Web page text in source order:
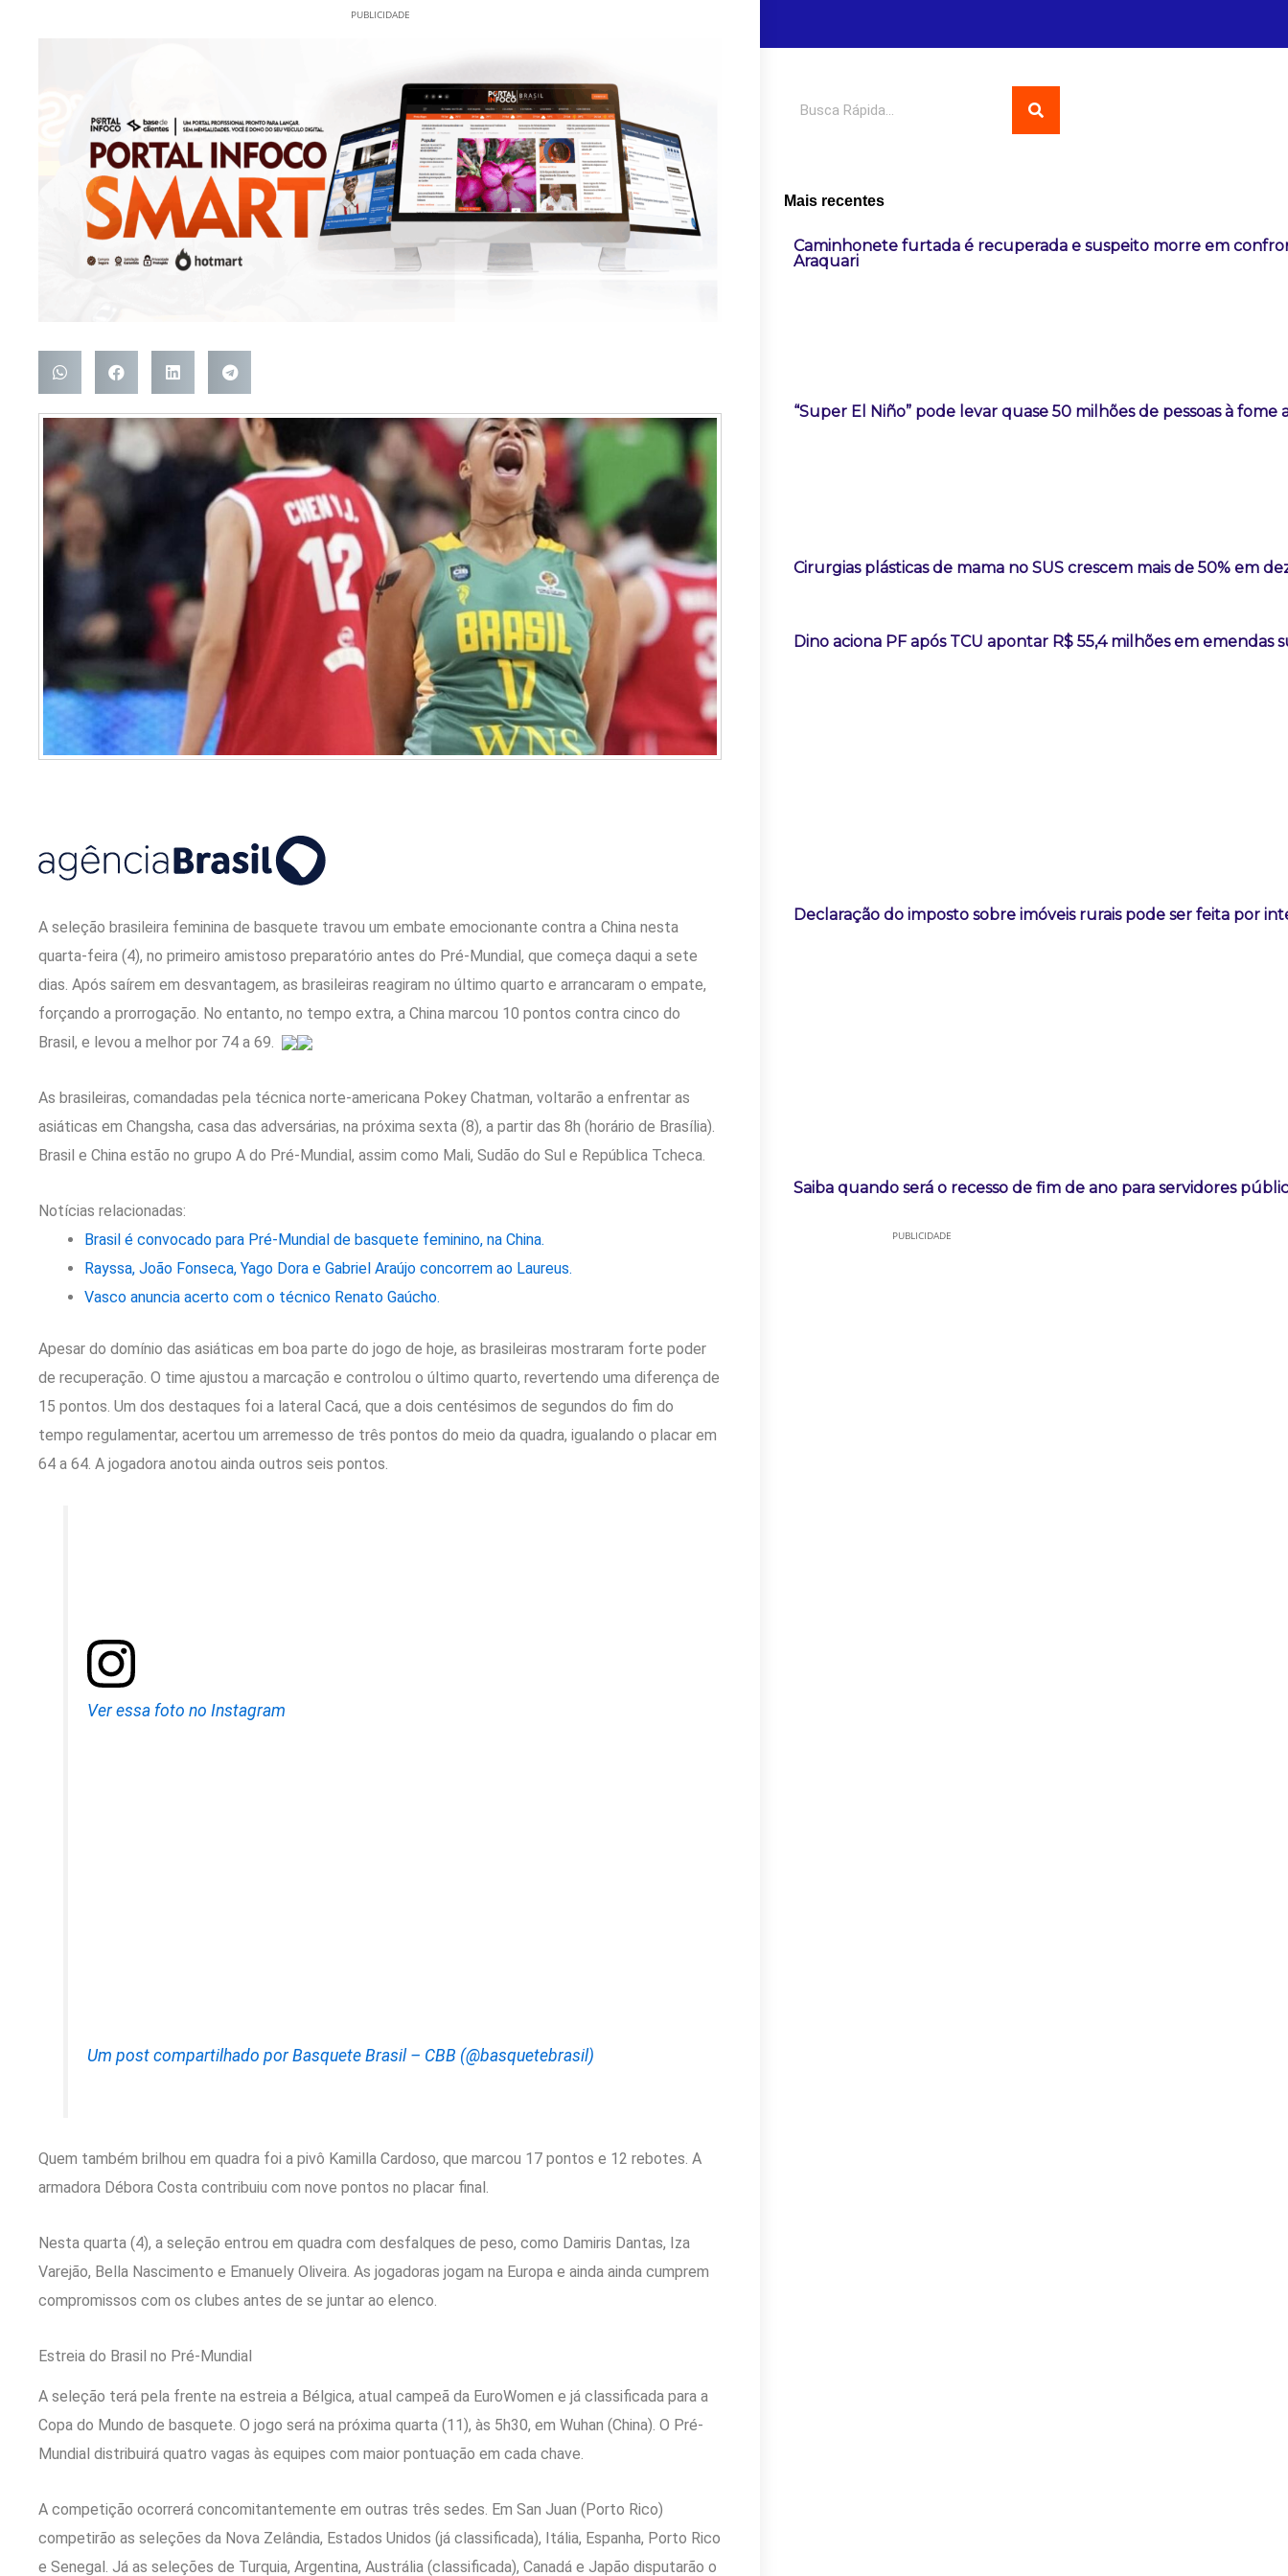
PUBLICIDADE
A seleção brasileira feminina de basquete travou um embate emocionante contra a China nesta
quarta-feira (4), no primeiro amistoso preparatório antes do Pré-Mundial, que começa daqui a sete
dias. Após saírem em desvantagem, as brasileiras reagiram no último quarto e arrancaram o empate,
forçando a prorrogação. No entanto, no tempo extra, a China marcou 10 pontos contra cinco do
Brasil, e levou a melhor por 74 a 69.
As brasileiras, comandadas pela técnica norte-americana Pokey Chatman, voltarão a enfrentar as
asiáticas em Changsha, casa das adversárias, na próxima sexta (8), a partir das 8h (horário de Brasília).
Brasil e China estão no grupo A do Pré-Mundial, assim como Mali, Sudão do Sul e República Tcheca.
Notícias relacionadas:
Brasil é convocado para Pré-Mundial de basquete feminino, na China.
Rayssa, João Fonseca, Yago Dora e Gabriel Araújo concorrem ao Laureus.
Vasco anuncia acerto com o técnico Renato Gaúcho.
Apesar do domínio das asiáticas em boa parte do jogo de hoje, as brasileiras mostraram forte poder
de recuperação. O time ajustou a marcação e controlou o último quarto, revertendo uma diferença de
15 pontos. Um dos destaques foi a lateral Cacá, que a dois centésimos de segundos do fim do
tempo regulamentar, acertou um arremesso de três pontos do meio da quadra, igualando o placar em
64 a 64. A jogadora anotou ainda outros seis pontos.
Ver essa foto no Instagram
Um post compartilhado por Basquete Brasil – CBB (@basquetebrasil)
Quem também brilhou em quadra foi a pivô Kamilla Cardoso, que marcou 17 pontos e 12 rebotes. A
armadora Débora Costa contribuiu com nove pontos no placar final.
Nesta quarta (4), a seleção entrou em quadra com desfalques de peso, como Damiris Dantas, Iza
Varejão, Bella Nascimento e Emanuely Oliveira. As jogadoras jogam na Europa e ainda ainda cumprem
compromissos com os clubes antes de se juntar ao elenco.
Estreia do Brasil no Pré-Mundial
A seleção terá pela frente na estreia a Bélgica, atual campeã da EuroWomen e já classificada para a
Copa do Mundo de basquete. O jogo será na próxima quarta (11), às 5h30, em Wuhan (China). O Pré-
Mundial distribuirá quatro vagas às equipes com maior pontuação em cada chave.
A competição ocorrerá concomitantemente em outras três sedes. Em San Juan (Porto Rico)
competirão as seleções da Nova Zelândia, Estados Unidos (já classificada), Itália, Espanha, Porto Rico
e Senegal. Já as seleções de Turquia, Argentina, Austrália (classificada), Canadá e Japão disputarão o
Mais recentes
Caminhonete furtada é recuperada e suspeito morre em
Araquari
“Super El Niño” pode levar quase 50 milhões de pessoas à fome
Cirurgias plásticas de mama no SUS crescem mais de 50% em
Dino aciona PF após TCU apontar R$ 55,4 milhões em emendas
Declaração do imposto sobre imóveis rurais pode ser feita por
Saiba quando será o recesso de fim de ano para servidores
PUBLICIDADE